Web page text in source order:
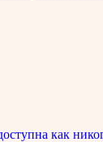
как